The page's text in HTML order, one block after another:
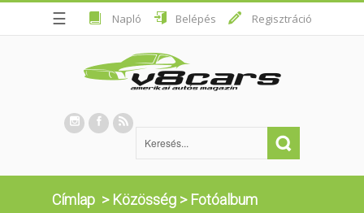
☰ Napló Belépés Regisztráció
Címlap > Közösség > Fotóalbum